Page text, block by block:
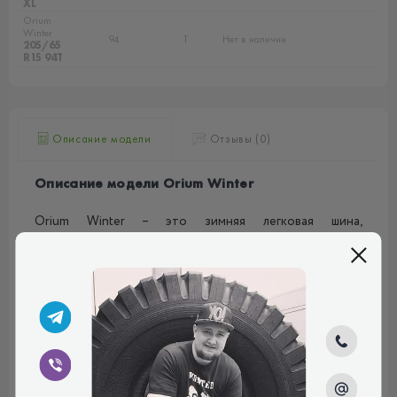
XL
Orium
Winter
205/65
R15 94T
94 T Нет в наличии
Описание модели Отзывы (0)
Описание модели Orium Winter
Orium Winter – это зимняя легковая шина,
автомобилях, которые передвигаются в условиях
хорошо асфальтированного дорожного покрытия.
Данная модель, в первую очередь, выделяется своими
превосходными тягово-сцепными и тормозными
свойствами, как на заснеженном, так и на оледенелом
дорожном покрытии.
Шина обладает классическим симметричным V-